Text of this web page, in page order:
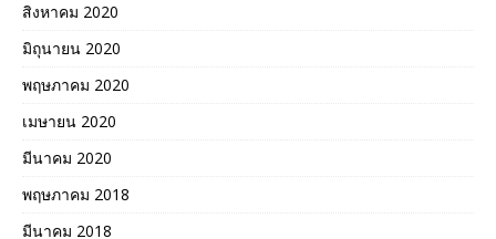
สิงหาคม 2020
มิถุนายน 2020
พฤษภาคม 2020
เมษายน 2020
มีนาคม 2020
พฤษภาคม 2018
มีนาคม 2018